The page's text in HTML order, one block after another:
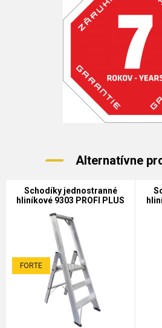
Alternatívne
Schodíky jednostranné
hliníkové 9303 PROFI PLUS
FORTE